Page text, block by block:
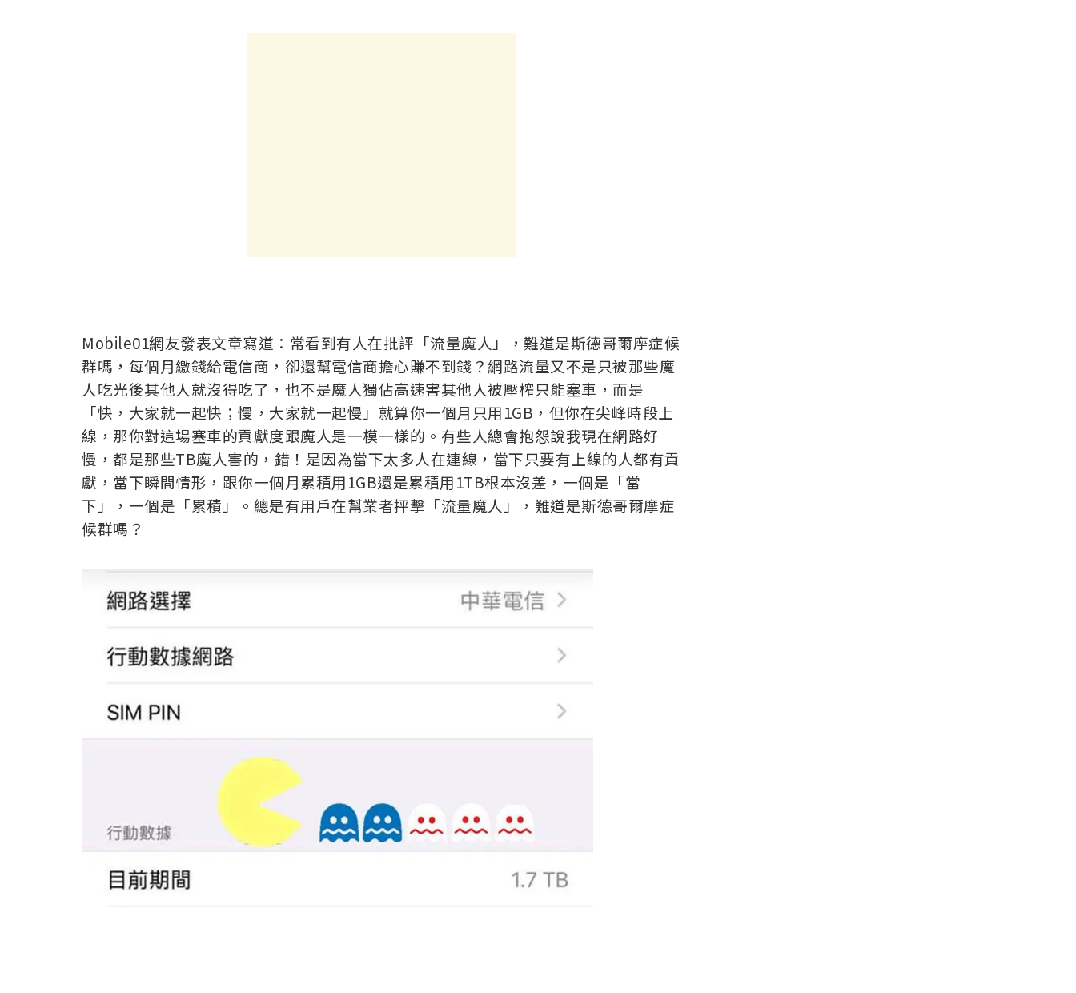
Mobile01網友發表文章寫道：常看到有人在批評「流量魔人」，難道是斯德哥爾摩症候
群嗎，每個月繳錢給電信商，卻還幫電信商擔心賺不到錢？網路流量又不是只被那些魔
人吃光後其他人就沒得吃了，也不是魔人獨佔高速害其他人被壓榨只能塞車，而是
「快，大家就一起快；慢，大家就一起慢」就算你一個月只用1GB，但你在尖峰時段上
線，那你對這場塞車的貢獻度跟魔人是一模一樣的。有些人總會抱怨說我現在網路好
慢，都是那些TB魔人害的，錯！是因為當下太多人在連線，當下只要有上線的人都有貢
獻，當下瞬間情形，跟你一個月累積用1GB還是累積用1TB根本沒差，一個是「當
下」，一個是「累積」。總是有用戶在幫業者抨擊「流量魔人」，難道是斯德哥爾摩症
候群嗎？